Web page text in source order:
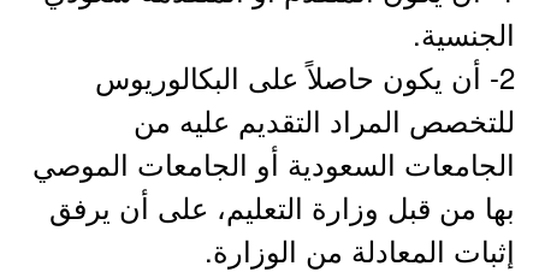
الجنسية.
2- أن يكون حاصلاً على البكالوريوس
للتخصص المراد التقديم عليه من
الجامعات السعودية أو الجامعات الموصي
بها من قبل وزارة التعليم، على أن يرفق
إثبات المعادلة من الوزارة.